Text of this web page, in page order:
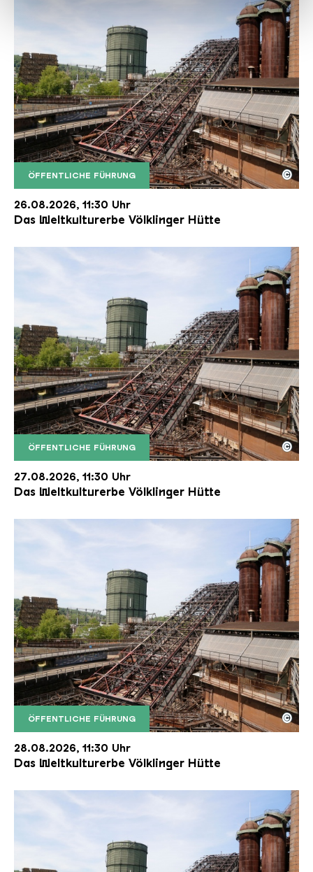
ÖFFENTLICHE FÜHRUNG
Der Erzschrägaufzug der Völklinger Hütte mit
Copyright: Weltkulturerbe Völklinger Hütte | Karl
©
26.08.2026, 11:30 Uhr
Das Weltkulturerbe Völklinger Hütte
ÖFFENTLICHE FÜHRUNG
Der Erzschrägaufzug der Völklinger Hütte mit
Copyright: Weltkulturerbe Völklinger Hütte | Karl
©
27.08.2026, 11:30 Uhr
Das Weltkulturerbe Völklinger Hütte
ÖFFENTLICHE FÜHRUNG
Der Erzschrägaufzug der Völklinger Hütte mit
Copyright: Weltkulturerbe Völklinger Hütte | Karl
©
28.08.2026, 11:30 Uhr
Das Weltkulturerbe Völklinger Hütte